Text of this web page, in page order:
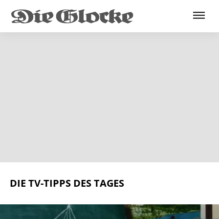
DIE TV-TIPPS DES TAGES